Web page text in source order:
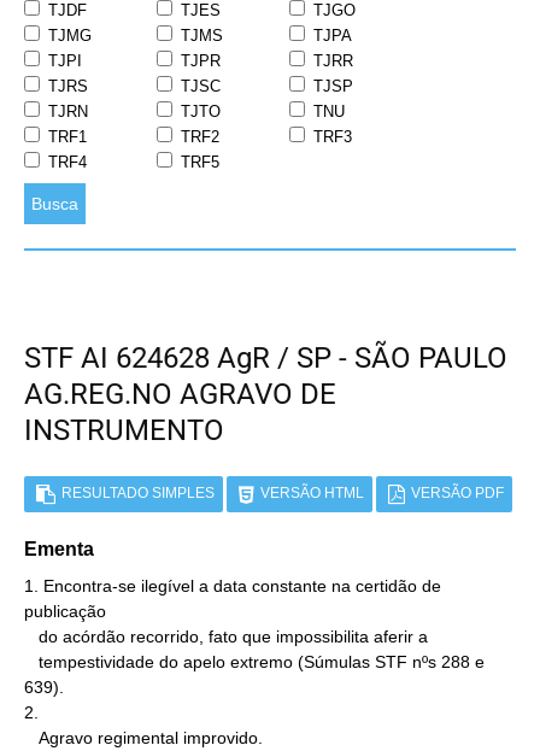
TJDF
TJES
TJGO
TJMG
TJMS
TJPA
TJPI
TJPR
TJRR
TJRS
TJSC
TJSP
TJRN
TJTO
TNU
TRF1
TRF2
TRF3
TRF4
TRF5
Busca
STF AI 624628 AgR / SP - SÃO PAULO
AG.REG.NO AGRAVO DE
INSTRUMENTO
RESULTADO SIMPLES VERSÃO HTML VERSÃO PDF
Ementa
1. Encontra-se ilegível a data constante na certidão de
publicação
639).
2.
   Agravo regimental improvido.